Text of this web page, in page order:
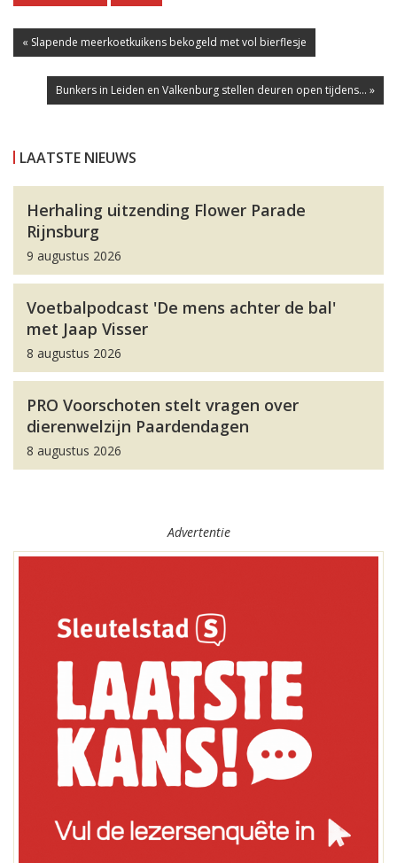
« Slapende meerkoetkuikens bekogeld met vol bierflesje
Bunkers in Leiden en Valkenburg stellen deuren open tijdens... »
LAATSTE NIEUWS
Herhaling uitzending Flower Parade
Rijnsburg
9 augustus 2026
Voetbalpodcast 'De mens achter de bal'
met Jaap Visser
8 augustus 2026
PRO Voorschoten stelt vragen over
dierenwelzijn Paardendagen
8 augustus 2026
Advertentie